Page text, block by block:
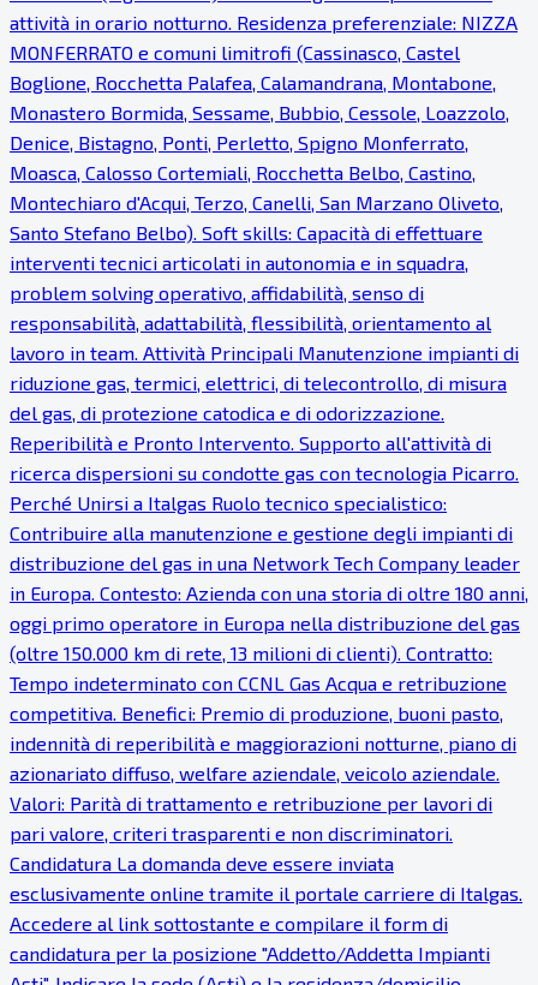
attività in orario notturno. Residenza preferenziale: NIZZA
MONFERRATO e comuni limitrofi (Cassinasco, Castel
Boglione, Rocchetta Palafea, Calamandrana, Montabone,
Monastero Bormida, Sessame, Bubbio, Cessole, Loazzolo,
Denice, Bistagno, Ponti, Perletto, Spigno Monferrato,
Moasca, Calosso Cortemiali, Rocchetta Belbo, Castino,
Montechiaro d'Acqui, Terzo, Canelli, San Marzano Oliveto,
Santo Stefano Belbo). Soft skills: Capacità di effettuare
interventi tecnici articolati in autonomia e in squadra,
problem solving operativo, affidabilità, senso di
responsabilità, adattabilità, flessibilità, orientamento al
lavoro in team. Attività Principali Manutenzione impianti di
riduzione gas, termici, elettrici, di telecontrollo, di misura
del gas, di protezione catodica e di odorizzazione.
Reperibilità e Pronto Intervento. Supporto all'attività di
ricerca dispersioni su condotte gas con tecnologia Picarro.
Perché Unirsi a Italgas Ruolo tecnico specialistico:
Contribuire alla manutenzione e gestione degli impianti di
distribuzione del gas in una Network Tech Company leader
in Europa. Contesto: Azienda con una storia di oltre 180 anni,
oggi primo operatore in Europa nella distribuzione del gas
(oltre 150.000 km di rete, 13 milioni di clienti). Contratto:
Tempo indeterminato con CCNL Gas Acqua e retribuzione
competitiva. Benefici: Premio di produzione, buoni pasto,
indennità di reperibilità e maggiorazioni notturne, piano di
azionariato diffuso, welfare aziendale, veicolo aziendale.
Valori: Parità di trattamento e retribuzione per lavori di
pari valore, criteri trasparenti e non discriminatori.
Candidatura La domanda deve essere inviata
esclusivamente online tramite il portale carriere di Italgas.
Accedere al link sottostante e compilare il form di
candidatura per la posizione "Addetto/Addetta Impianti